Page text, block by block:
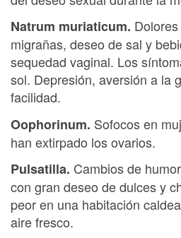
Natrum muriaticum.
migrañas, deseo de sal y
sequedad vaginal. Los
sol. Depresión, aversión a la
facilidad.
Oophorinum. Sofocos en
han extirpado los ovarios.
Pulsatilla. Cambios de
con gran deseo de dulces y
peor en una habitación
aire fresco.